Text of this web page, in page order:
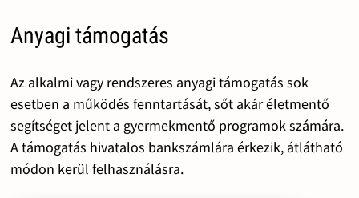
Anyagi támogatás
Az alkalmi vagy rendszeres anyagi támogatás sok
esetben a működés fenntartását, sőt akár életmentő
segítséget jelent a gyermekmentő programok számára.
A támogatás hivatalos bankszámlára érkezik, átlátható
módon kerül felhasználásra.